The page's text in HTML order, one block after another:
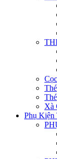
Xà
Phụ Kiện